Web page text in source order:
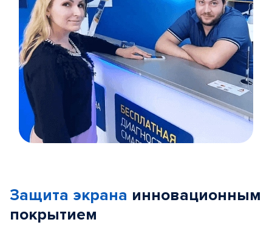
5
Защита экрана инновационным
покрытием